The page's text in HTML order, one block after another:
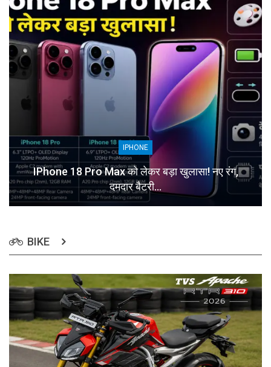
IPHONE
IPhone 18 Pro Max को लेकर बड़ा खुलासा! नए रंग,
दमदार बैटरी…
BIKE